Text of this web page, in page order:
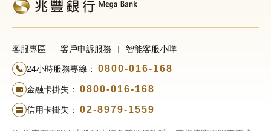
客服專區 客戶申訴服務 智能客服小咩
24小時服務專線： 0800-016-168
金融卡掛失： 0800-016-168
信用卡掛失： 02-8979-1559